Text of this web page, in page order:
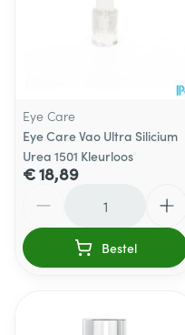
Eye Care
Eye Care Vao Ultra Silicium
Urea 1501 Kleurloos
€ 18,89
Bestel